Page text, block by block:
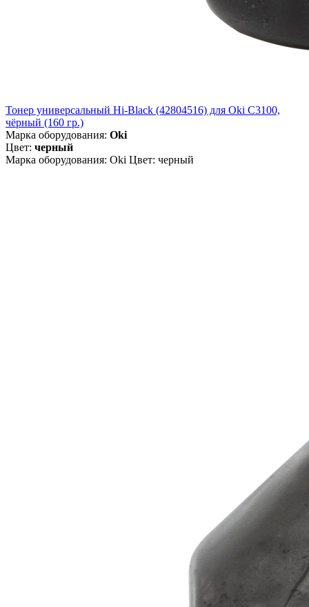
Тонер универсальный Hi-Black (42804516) для Oki С3100,
чёрный (160 гр.)
Марка оборудования: Oki
Цвет: черный
Марка оборудования: Oki Цвет: черный